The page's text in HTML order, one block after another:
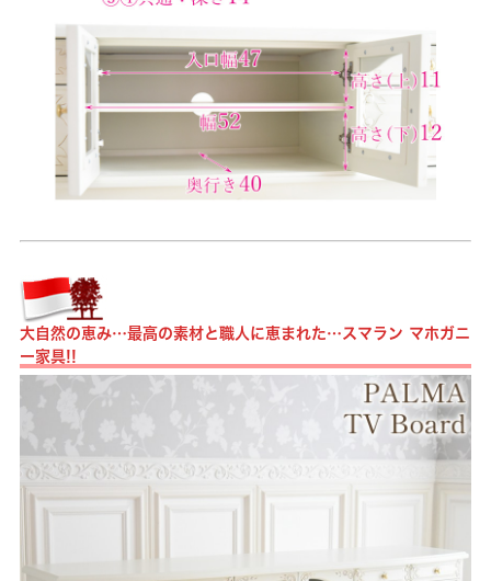
大自然の恵み…最高の素材と職人に恵まれた…スマラン マホガニ
ー家具!!